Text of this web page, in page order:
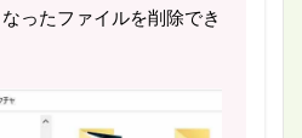
ったファイルを削除でき